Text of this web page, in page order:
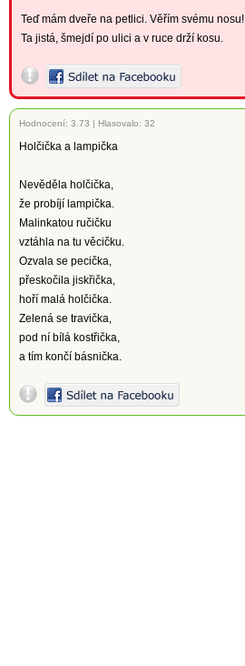
Teď mám dveře na petlici. Věřím svému nosu!
Ta jistá, šmejdí po ulici a v ruce drží kosu.
Hodnocení: 3.73 | Hlasovalo: 32
Holčička a lampička
Nevěděla holčička,
že probíjí lampička.
Malinkatou ručičku
vztáhla na tu věcičku.
Ozvala se pecička,
přeskočila jiskřička,
hoří malá holčička.
Zelená se travička,
pod ní bílá kostřička,
a tím končí básnička.